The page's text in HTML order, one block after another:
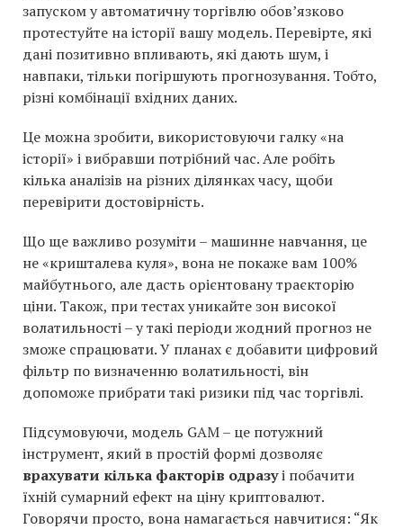
запуском у автоматичну торгівлю обов’язково
протестуйте на історії вашу модель. Перевірте, які
дані позитивно впливають, які дають шум, і
навпаки, тільки погіршують прогнозування. Тобто,
різні комбінації вхідних даних.
Це можна зробити, використовуючи галку «на
історії» і вибравши потрібний час. Але робіть
кілька аналізів на різних ділянках часу, щоби
перевірити достовірність.
Що ще важливо розуміти – машинне навчання, це
не «кришталева куля», вона не покаже вам 100%
майбутнього, але дасть орієнтовану траєкторію
ціни. Також, при тестах уникайте зон високої
волатильності – у такі періоди жодний прогноз не
зможе спрацювати. У планах є добавити цифровий
фільтр по визначенню волатильності, він
допоможе прибрати такі ризики під час торгівлі.
Підсумовуючи, модель GAM – це потужний
інструмент, який в простій формі дозволяє
врахувати кілька факторів одразуі побачити
їхній сумарний ефект на ціну криптовалют.
Говорячи просто, вона намагається навчитися: “Як